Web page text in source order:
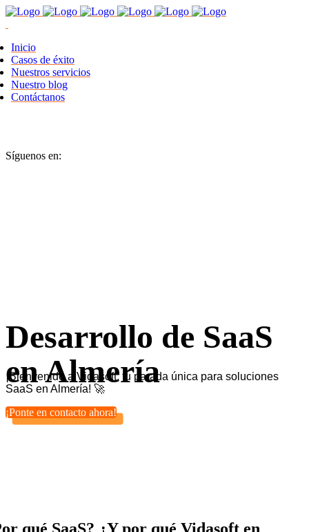
Inicio
Casos de éxito
Nuestros servicios
Nuestro blog
Contáctanos
Síguenos en:
Desarrollo de SaaS
en Almería
¡Bienvenido a Vidasoft, tu parada única para soluciones
SaaS en Almería! 🚀
¡Ponte en contacto ahora!